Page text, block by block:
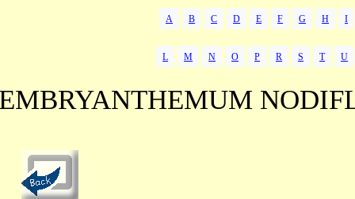
A B C D E F G H I
L M N O P R S T U